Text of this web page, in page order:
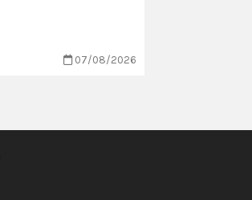
07/08/2026